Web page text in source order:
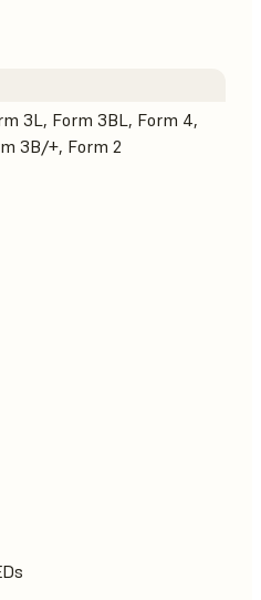
3L, Form 3BL, Form 4,
3B/+, Form 2